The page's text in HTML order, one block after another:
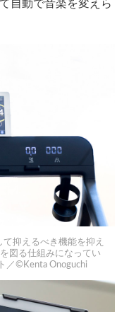
自動で音楽を変えら
抑えるべき機能を抑え
図る仕組みになってい
／©Kenta Onoguchi